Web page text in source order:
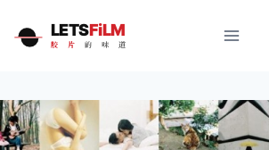
LETSFiLM
胶 片 的 味 道